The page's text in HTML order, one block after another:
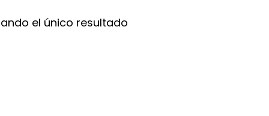
el único resultado